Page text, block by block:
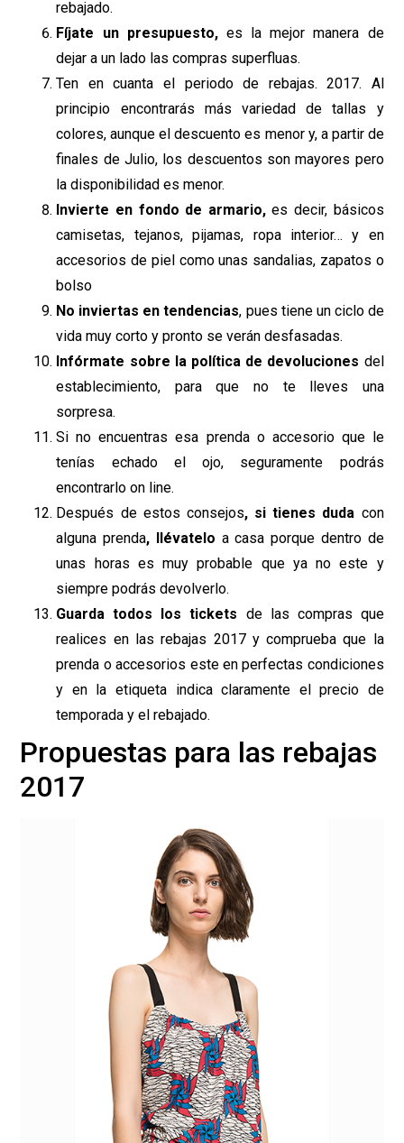
rebajado.
Fíjate un presupuesto, es la mejor manera de
dejar a un lado las compras superfluas.
Ten en cuanta el periodo de rebajas. 2017. Al
principio encontrarás más variedad de tallas y
colores, aunque el descuento es menor y, a partir de
finales de Julio, los descuentos son mayores pero
la disponibilidad es menor.
Invierte en fondo de armario,es decir, básicos
camisetas, tejanos, pijamas, ropa interior… y en
accesorios de piel como unas sandalias, zapatos o
bolso
No inviertas en tendencias, pues tiene un ciclo de
vida muy corto y pronto se verán desfasadas.
Infórmate sobre la política de devoluciones del
establecimiento, para que no te lleves una
sorpresa.
Si no encuentras esa prenda o accesorio que le
tenías echado el ojo, seguramente podrás
encontrarlo on line.
Después de estos consejos, si tienes duda con
alguna prenda, llévatelo a casa porque dentro de
unas horas es muy probable que ya no este y
siempre podrás devolverlo.
Guarda todos los tickets de las compras que
realices en las rebajas 2017 y comprueba que la
prenda o accesorios este en perfectas condiciones
y en la etiqueta indica claramente el precio de
temporada y el rebajado.
Propuestas para las rebajas
2017